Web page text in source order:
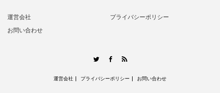
運営会社
プライバシーポリシー
お問い合わせ
TwitterFacebook
運営会社 プライバシーポリシー お問い合わせ